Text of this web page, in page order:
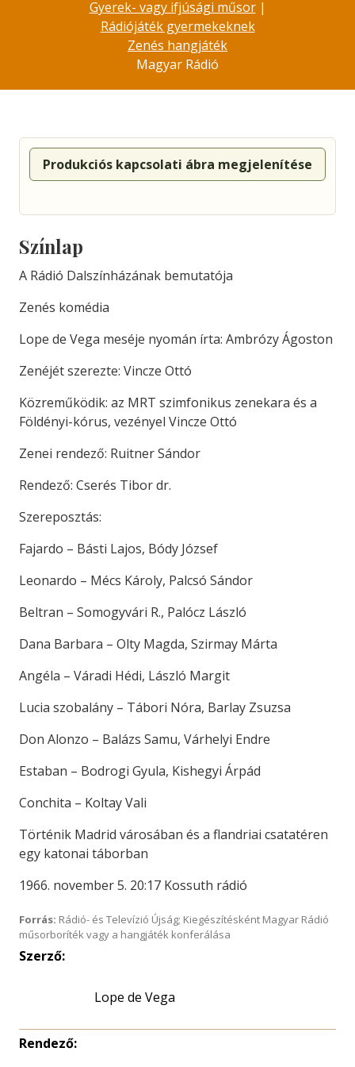
Gyerek- vagy ifjúsági műsor|
Rádiójáték gyermekeknek
Zenés hangjáték
Magyar Rádió
Produkciós kapcsolati ábra megjelenítése
Színlap
A Rádió Dalszínházának bemutatója
Zenés komédia
Lope de Vega meséje nyomán írta: Ambrózy Ágoston
Zenéjét szerezte: Vincze Ottó
Közreműködik: az MRT szimfonikus zenekara és a
Földényi-kórus, vezényel Vincze Ottó
Zenei rendező: Ruitner Sándor
Rendező: Cserés Tibor dr.
Szereposztás:
Fajardo – Básti Lajos, Bódy József
Leonardo – Mécs Károly, Palcsó Sándor
Beltran – Somogyvári R., Palócz László
Dana Barbara – Olty Magda, Szirmay Márta
Angéla – Váradi Hédi, László Margit
Lucia szobalány – Tábori Nóra, Barlay Zsuzsa
Don Alonzo – Balázs Samu, Várhelyi Endre
Estaban – Bodrogi Gyula, Kishegyi Árpád
Conchita – Koltay Vali
Történik Madrid városában és a flandriai csatatéren
egy katonai táborban
1966. november 5. 20:17 Kossuth rádió
Forrás: Rádió- és Televízió Újság; Kiegészítésként Magyar Rádió
műsorboríték vagy a hangjáték konferálása
Szerző:
Lope de Vega
Rendező: